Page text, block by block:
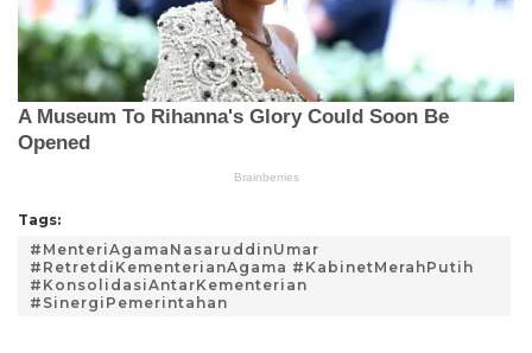
Tags:
#MenteriAgamaNasaruddinUmar
#RetretdiKementerianAgama #KabinetMerahPutih
#KonsolidasiAntarKementerian
#SinergiPemerintahan